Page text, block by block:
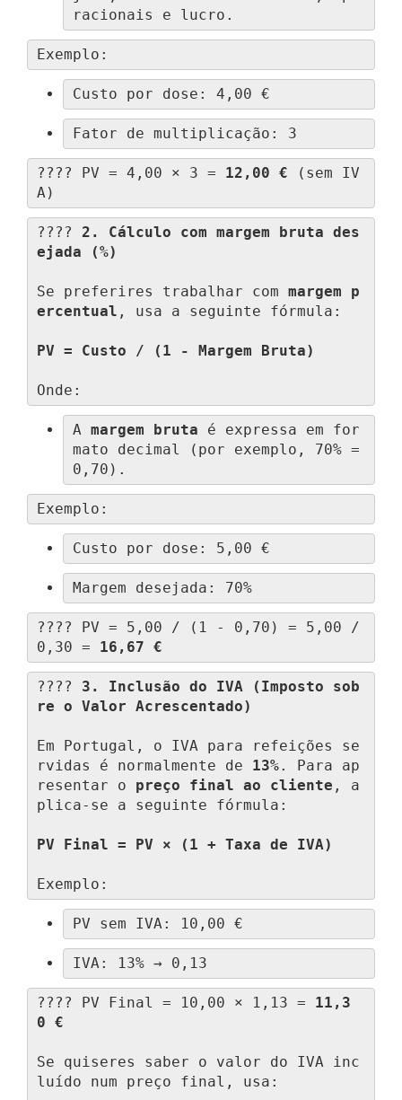
racionais e lucro.
Exemplo:
Custo por dose: 4,00 €
Fator de multiplicação: 3
???? PV = 4,00 × 3 = 12,00 € (sem IV
A)
???? 2. Cálculo com margem bruta des
ejada (%)
Se preferires trabalhar com margem p
ercentual , usa a seguinte fórmula:
PV = Custo / (1 - Margem Bruta)
Onde:
A margem bruta é expressa em for
mato decimal (por exemplo, 70% =
0,70).
Exemplo:
Custo por dose: 5,00 €
Margem desejada: 70%
???? PV = 5,00 / (1 - 0,70) = 5,00 /
0,30 = 16,67 €
???? 3. Inclusão do IVA (Imposto sob
re o Valor Acrescentado)
Em Portugal, o IVA para refeições se
rvidas é normalmente de 13%. Para ap
resentar o preço final ao cliente , a
plica-se a seguinte fórmula:
PV Final = PV × (1 + Taxa de IVA)
Exemplo:
PV sem IVA: 10,00 €
IVA: 13% → 0,13
???? PV Final = 10,00 × 1,13 = 11,3
0 €
Se quiseres saber o valor do IVA inc
luído num preço final, usa: